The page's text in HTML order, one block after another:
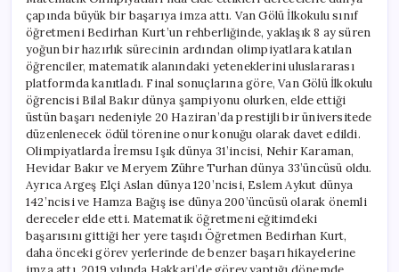
çapında büyük bir başarıya imza attı. Van Gölü İlkokulu sınıf
öğretmeni Bedirhan Kurt’un rehberliğinde, yaklaşık 8 ay süren
yoğun bir hazırlık sürecinin ardından olimpiyatlara katılan
öğrenciler, matematik alanındaki yeteneklerini uluslararası
platformda kanıtladı. Final sonuçlarına göre, Van Gölü İlkokulu
öğrencisi Bilal Bakır dünya şampiyonu olurken, elde ettiği
üstün başarı nedeniyle 20 Haziran’da prestijli bir üniversitede
düzenlenecek ödül törenine onur konuğu olarak davet edildi.
Olimpiyatlarda İremsu Işık dünya 31’incisi, Nehir Karaman,
Hevidar Bakır ve Meryem Zühre Turhan dünya 33’üncüsü oldu.
Ayrıca Argeş Elçi Aslan dünya 120’ncisi, Eslem Aykut dünya
142’ncisi ve Hamza Bağış ise dünya 200’üncüsü olarak önemli
dereceler elde etti. Matematik öğretmeni eğitimdeki
başarısını gittiği her yere taşıdı Öğretmen Bedirhan Kurt,
daha önceki görev yerlerinde de benzer başarı hikayelerine